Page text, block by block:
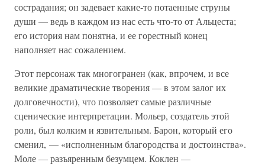
сострадания; он задевает какие-то потаенные струны
души — ведь в каждом из нас есть что-то от Альцеста;
его история нам понятна, и ее горестный конец
наполняет нас сожалением.
Этот персонаж так многогранен (как, впрочем, и все
великие драматические творения — в этом залог их
долговечности), что позволяет самые различные
сценические интерпретации. Мольер, создатель этой
роли, был колким и язвительным. Барон, который его
сменил, — «исполненным благородства и достоинства».
Моле — разъяренным безумцем. Коклен —